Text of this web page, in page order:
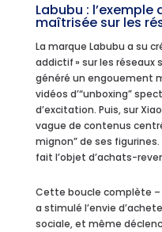
Labubu :
maîtrisée sur les
La marque Labubu a su
addictif » sur les réseaux
généré un engouement
vidéos d’“unboxing”
d’excitation. Puis, sur
vague de contenus
mignon” de ses
fait l’objet d’achats-
Cette boucle complète
a stimulé l’envie
sociale, et même